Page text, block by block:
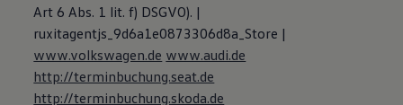
Art 6 Abs. 1 lit. f) DSGVO). |
ruxitagentjs_9d6a1e0873306d8a_Store |
www.volkswagen.de www.audi.de
http://terminbuchung.seat.de
http://terminbuchung.skoda.de